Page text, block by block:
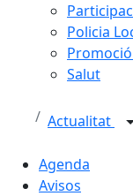
Policia
Salut
Actualitat
Agenda
Avisos